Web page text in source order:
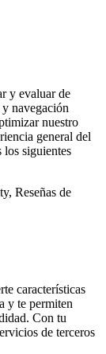
y evaluar de
navegación
nuestro
general del
siguientes
Reseñas de
características
y te permiten
Con tu
de terceros